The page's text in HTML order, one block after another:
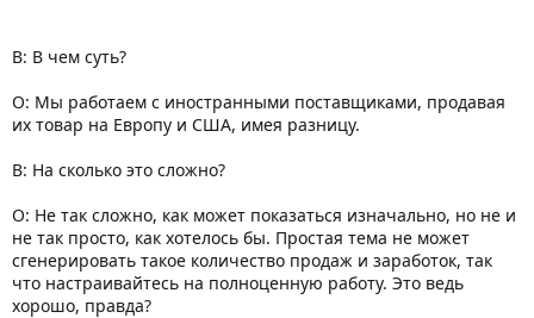
В: В чем суть?
О: Мы работаем с иностранными поставщиками, продавая
их товар на Европу и США, имея разницу.
В: На сколько это сложно?
О: Не так сложно, как может показаться изначально, но не и
не так просто, как хотелось бы. Простая тема не может
сгенерировать такое количество продаж и заработок, так
что настраивайтесь на полноценную работу. Это ведь
хорошо, правда?